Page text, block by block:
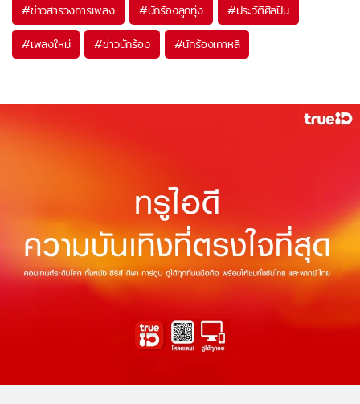
#ข่าวสารวงการเพลง #นักร้องลูกทุ่ง #ประวัติศิลปิน
#เพลงใหม่ #ข่าวนักร้อง #นักร้องเกาหลี